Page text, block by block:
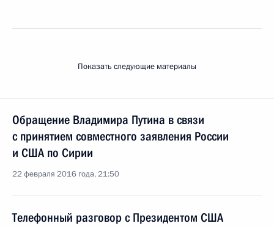
Показать следующие материалы
Обращение Владимира Путина в связи
с принятием совместного заявления России
и США по Сирии
22 февраля 2016 года, 21:50
Телефонный разговор с Президентом США